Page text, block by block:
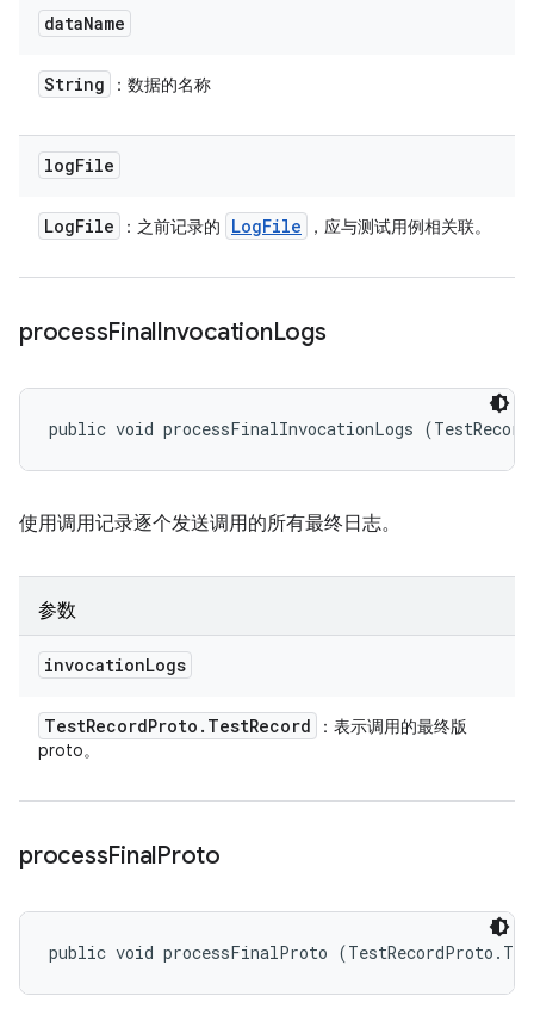
dataName
String ：数据的名称
logFile
LogFile ：之前记录的 LogFile ，应与测试用例相关联。
processFinalInvocationLogs
public void processFinalInvocationLogs
使用调用记录逐个发送调用的所有最终日志。
参数
invocationLogs
TestRecordProto . TestRecord
：表示调用的最终版
proto。
processFinalProto
public void processFinalProto